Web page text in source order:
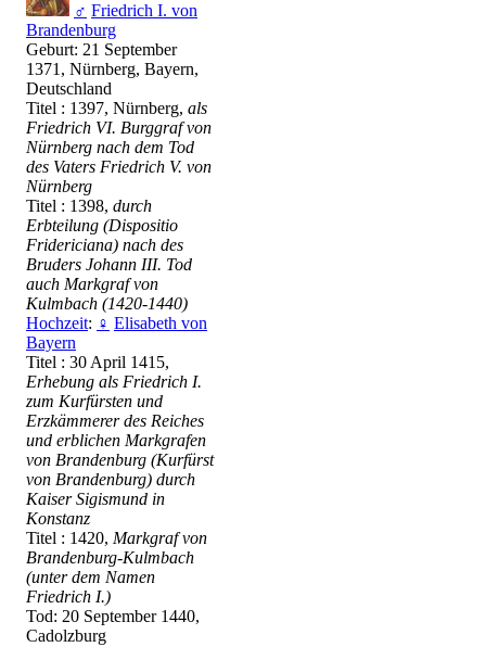
♂ Friedrich I. von
Brandenburg
Geburt: 21 September
1371, Nürnberg, Bayern,
Deutschland
Titel : 1397, Nürnberg, als
Friedrich VI. Burggraf von
Nürnberg nach dem Tod
des Vaters Friedrich V. von
Nürnberg
Titel : 1398, durch
Erbteilung (Dispositio
Fridericiana) nach des
Bruders Johann III. Tod
auch Markgraf von
Kulmbach (1420-1440)
Hochzeit: ♀ Elisabeth von
Bayern
Titel : 30 April 1415,
Erhebung als Friedrich I.
zum Kurfürsten und
Erzkämmerer des Reiches
und erblichen Markgrafen
von Brandenburg (Kurfürst
von Brandenburg) durch
Kaiser Sigismund in
Konstanz
Titel : 1420, Markgraf von
Brandenburg-Kulmbach
(unter dem Namen
Friedrich I.)
Tod: 20 September 1440,
Cadolzburg